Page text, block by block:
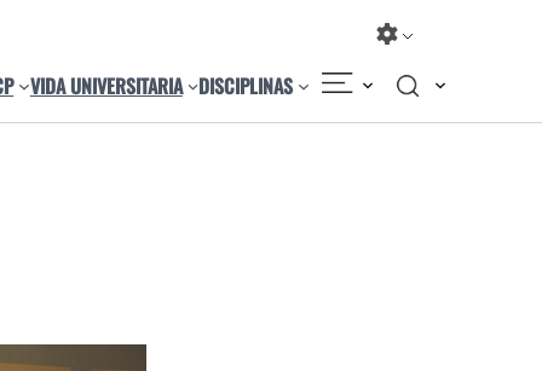
VIDA UNIVERSITARIA DISCIPLINAS